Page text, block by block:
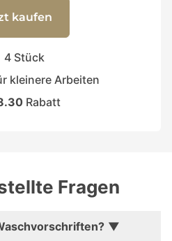
kaufen
4 Stück
kleinere Arbeiten
Rabatt
Fragen